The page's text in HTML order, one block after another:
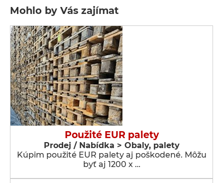
Mohlo by Vás zajímat
Použité EUR palety
Prodej / Nabídka > Obaly, palety
Kúpim použité EUR palety aj poškodené. Môžu
byť aj 1200 x …